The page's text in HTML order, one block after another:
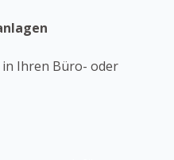
Ihren Büro- oder